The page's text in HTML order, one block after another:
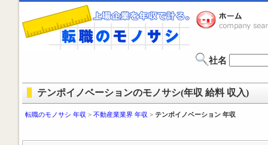
社名
テンポイノベーションのモノサシ(年収 給料 収入)
転職のモノサシ 年収 > 不動産業業界 年収 > テンポイノベーション 年収